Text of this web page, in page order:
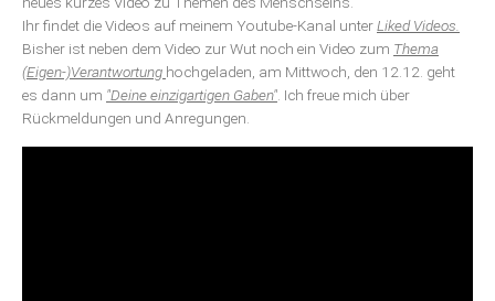
Ihr findet die Videos auf meinem Youtube-Kanal unterLiked Videos.
Bisher ist neben dem Video zur Wut noch ein Video zum Thema
(Eigen-)Verantwortung hochgeladen, am Mittwoch, den 12.12. geht
es dann um "Deine einzigartigen Gaben" . Ich freue mich über
Rückmeldungen und Anregungen.